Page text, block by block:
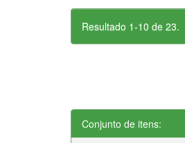
Resultado 1-10 de 23.
Conjunto de itens: